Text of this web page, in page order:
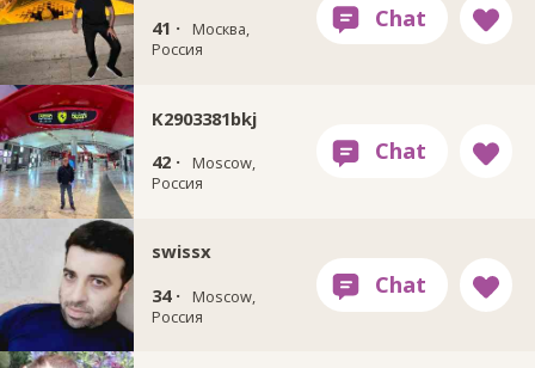
41 ·
Москва,
Россия
K2903381bkj
42 ·
Moscow,
Россия
swissx
34 ·
Moscow,
Россия